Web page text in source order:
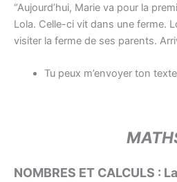
“Aujourd’hui, Marie va pour la
Lola. Celle-ci vit dans une ferme.
visiter la ferme de ses parents.
Tu peux m’envoyer ton
NOMBRES ET CALCULS :